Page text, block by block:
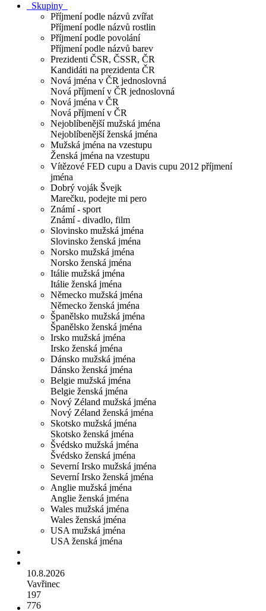
Skupiny
Příjmení podle názvů zvířat
Příjmení podle názvů rostlin
Příjmení podle povolání
Příjmení podle názvů barev
Prezidenti ČSR, ČSSR, ČR
Kandidáti na prezidenta ČR
Nová jména v ČR jednoslovná
Nová příjmení v ČR jednoslovná
Nová jména v ČR
Nová příjmení v ČR
Nejoblíbenější mužská jména
Nejoblíbenější ženská jména
Mužská jména na vzestupu
Ženská jména na vzestupu
Vítězové FED cupu a Davis cupu 2012 příjmení
jména
Dobrý voják Švejk
Marečku, podejte mi pero
Známí - sport
Známí - divadlo, film
Slovinsko mužská jména
Slovinsko ženská jména
Norsko mužská jména
Norsko ženská jména
Itálie mužská jména
Itálie ženská jména
Německo mužská jména
Německo ženská jména
Španělsko mužská jména
Španělsko ženská jména
Irsko mužská jména
Irsko ženská jména
Dánsko mužská jména
Dánsko ženská jména
Belgie mužská jména
Belgie ženská jména
Nový Zéland mužská jména
Nový Zéland ženská jména
Skotsko mužská jména
Skotsko ženská jména
Švédsko mužská jména
Švédsko ženská jména
Severní Irsko mužská jména
Severní Irsko ženská jména
Anglie mužská jména
Anglie ženská jména
Wales mužská jména
Wales ženská jména
USA mužská jména
USA ženská jména
10.8.2026
Vavřinec
197
776